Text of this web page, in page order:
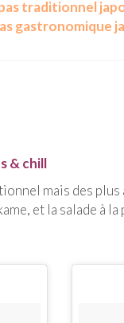
traditionnel
gastronomique
& chill
mais des plus
et la salade à